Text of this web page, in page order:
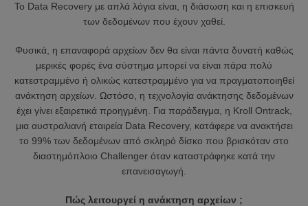
Το Data Recovery με απλά λόγια είναι, η διάσωση και η επισκευή
των δεδομένων που έχουν χαθεί.
Φυσικά, η επαναφορά αρχείων δεν θα είναι πάντα δυνατή καθώς
μερικές φορές ένα σύστημα μπορεί να είναι πάρα πολύ
κατεστραμμένο ή ολικώς κατεστραμμένο για να πραγματοποιηθεί
ανάκτηση αρχείων. Ωστόσο, η τεχνολογία ανάκτησης δεδομένων
έχει γίνει εξαιρετικά προηγμένη. Για παράδειγμα, η Kroll Ontrack,
μια αυστραλιανή εταιρεία Data Recovery, κατάφερε να ανακτήσει
το 99% των δεδομένων από σκληρό δίσκο που βρισκόταν στο
διαστημόπλοιο Challenger όταν καταστράφηκε κατά την
επανεισαγωγή.
Πώς λειτουργεί η ανάκτηση αρχείων ;